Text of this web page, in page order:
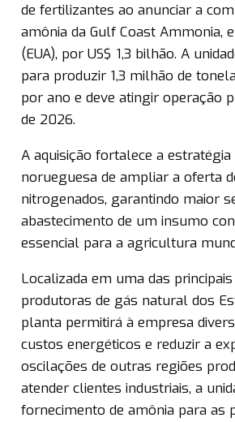
de fertilizantes ao anunciar a
amônia da Gulf Coast Ammonia,
(EUA), por US$ 1,3 bilhão. A
para produzir 1,3 milhão de
por ano e deve atingir operação
de 2026.
A aquisição fortalece a
norueguesa de ampliar a oferta
nitrogenados, garantindo maior
abastecimento de um insumo
essencial para a agricultura
Localizada em uma das
produtoras de gás natural dos
planta permitirá à empresa
custos energéticos e reduzir a
oscilações de outras regiões
atender clientes industriais, a
fornecimento de amônia para as